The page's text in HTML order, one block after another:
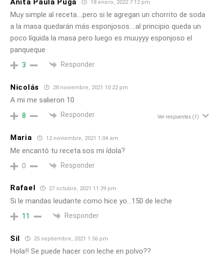
18 enero, 2022 7:12 pm
Muy simple al receta….pero si le agregan un chorrito de soda
a la masa quedarán más esponjosos….al principio queda un
poco líquida la masa pero luego es muuyyy esponjoso el
panqueque
3 Responder
Nicolás 28 noviembre, 2021 10:22 pm
A mi me salieron 10
8 Responder Ver respuestas (1)
Maria 12 noviembre, 2021 1:04 am
Me encantó tu receta.sos mi ídola?
0 Responder
Rafael 27 octubre, 2021 11:39 pm
Si le mandas leudante como hice yo…150 de leche
11 Responder
Sil 25 septiembre, 2021 1:56 pm
Hola!! Se puede hacer con leche en polvo??